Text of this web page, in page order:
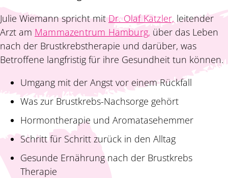
Julie Wiemannspricht mitDr. Olaf Katzler, leitender
Arzt am Mammazentrum Hamburg, über das Leben
nach der Brustkrebstherapie und darüber, was
Betroffene langfristig für ihre Gesundheit tun können.
Umgang mit der Angst vor einem Rückfall
Was zur Brustkrebs-Nachsorge gehört
Hormontherapie und Aromatasehemmer
Schritt für Schritt zurück in den Alltag
Gesunde Ernährung nach der Brustkrebs
Therapie